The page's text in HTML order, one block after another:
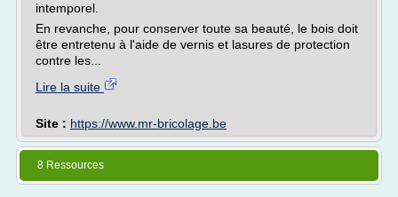
intemporel.
En revanche, pour conserver toute sa beauté, le bois doit
être entretenu à l'aide de vernis et lasures de protection
contre les...
Lire la suite
Site : https://www.mr-bricolage.be
8 Ressources